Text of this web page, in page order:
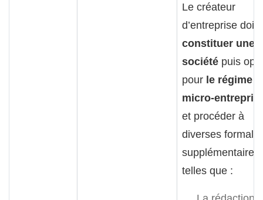
Le créateur
d’entreprise doit
constituer une
société puis
pour le régime
micro-
et procéder à
diverses
supplémentaires
telles que :